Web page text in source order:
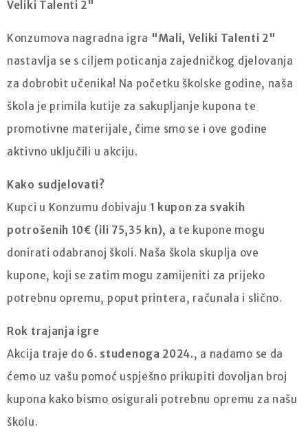
Veliki Talenti 2"
Konzumova nagradna igra "Mali, Veliki Talenti 2"
nastavlja se s ciljem poticanja zajedničkog djelovanja
za dobrobit učenika! Na početku školske godine, naša
škola je primila kutije za sakupljanje kupona te
promotivne materijale, čime smo se i ove godine
aktivno uključili u akciju.
Kako sudjelovati?
Kupci u Konzumu dobivaju 1 kupon za svakih
potrošenih 10€ (ili 75,35 kn), a te kupone mogu
donirati odabranoj školi. Naša škola skuplja ove
kupone, koji se zatim mogu zamijeniti za prijeko
potrebnu opremu, poput printera, računala i slično.
Rok trajanja igre
Akcija traje do 6. studenoga 2024., a nadamo se da
ćemo uz vašu pomoć uspješno prikupiti dovoljan broj
kupona kako bismo osigurali potrebnu opremu za našu
školu.